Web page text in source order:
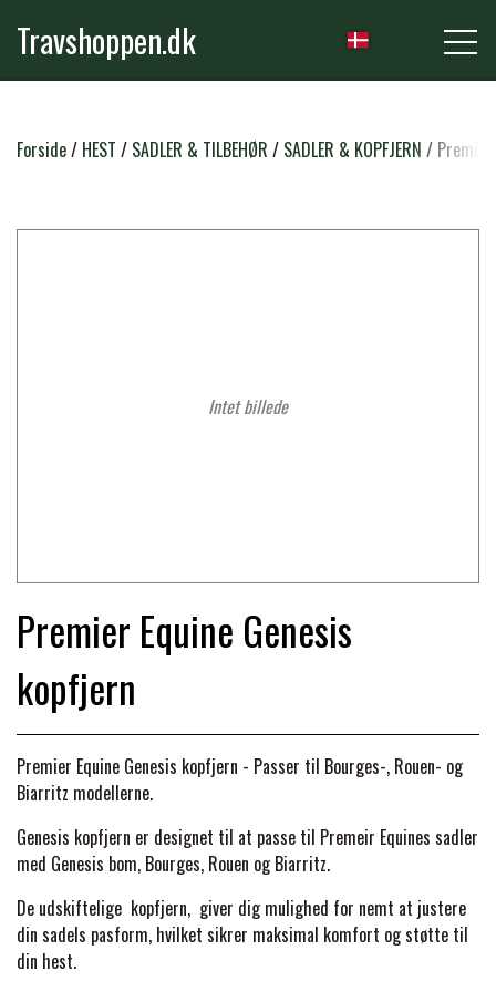
Travshoppen.dk
NYHEDER
HEST
BANDAGER & BENBESKYTTELSE
TILSKUD & VITAMINER
LONGERING
PONY & SHETTY
RIDEBUKSER & LEGGINS
SKO & STØVLER
HJELME
SIKKERHEDSVESTE
HANDSKER
PLEJE & STALD
SÅRPLEJE & STALDAPOTEK
HOVPLEJE
LÆDER & UDSTYRSPLEJE
KLIPPEMASKINER & STØVSUGERE
SEJRSDÆKKENER
TRAVUDSTYR MED NAVN
GRIMER & TRÆKTOV
HOVEDLAG & TILBEHØR
GAMSCHER & BANDAGER
KRAFFT FODER
PREMIER EQUINE REGN - &
OVERGANGSDÆKKEN
PREMIER EQUINE VINTERDÆKKEN
PREMIER EQUINE STALDDÆKKEN
OUTLET
BRANDS
ANIMALINTEX®
Forside HEST SADLER & TILBEHØR SADLER & KOPFJERN
Intet billede
Premier Equine Genesis
kopfjern
Premier Equine Genesis kopfjern - Passer til Bourges-, Rouen- og
Biarritz modellerne.
Genesis kopfjern er designet til at passe til Premeir Equines sadler
med Genesis bom, Bourges, Rouen og Biarritz.
De udskiftelige kopfjern, giver dig mulighed for nemt at justere
din sadels pasform, hvilket sikrer maksimal komfort og støtte til
din hest.